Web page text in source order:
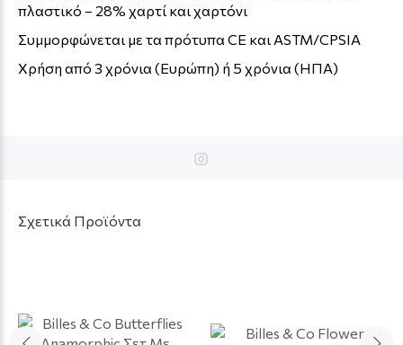
πλαστικό – 28% χαρτί και χαρτόνι
Συμμορφώνεται με τα πρότυπα CE και ASTM/CPSIA
Χρήση από 3 χρόνια (Ευρώπη) ή 5 χρόνια (ΗΠΑ)
Σχετικά Προϊόντα